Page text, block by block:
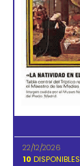
22/12/2026
10 DISPONIBLES